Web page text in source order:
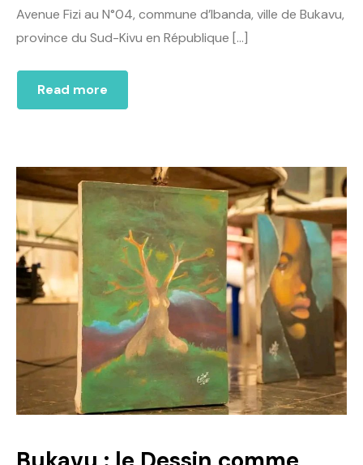
Avenue Fizi au N°04, commune d’Ibanda, ville de Bukavu,
province du Sud-Kivu en République […]
Read more